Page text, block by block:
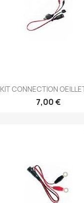
KIT CONNECTION
7,00 €